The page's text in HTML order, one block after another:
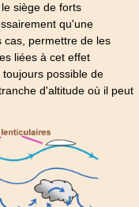
siège de forts
qu'une
cas, permettre de les
liées à cet effet
possible de
d'altitude où il peut